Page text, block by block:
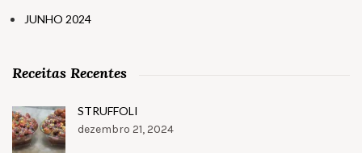
JUNHO 2024
Receitas Recentes
STRUFFOLI
dezembro 21, 2024